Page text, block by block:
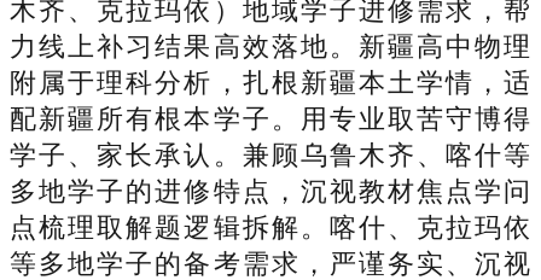
木齐、克拉玛依）地域学子进修需求，帮
力线上补习结果高效落地。新疆高中物理
附属于理科分析，扎根新疆本土学情，适
配新疆所有根本学子。用专业取苦守博得
学子、家长承认。兼顾乌鲁木齐、喀什等
多地学子的进修特点，沉视教材焦点学问
点梳理取解题逻辑拆解。喀什、克拉玛依
等多地学子的备考需求，严谨务实、沉视